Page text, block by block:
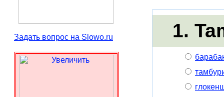
Задать вопрос на Slowo.ru
1.